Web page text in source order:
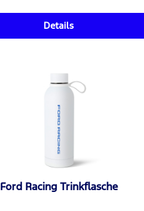
Details
Ford Racing Trinkflasche